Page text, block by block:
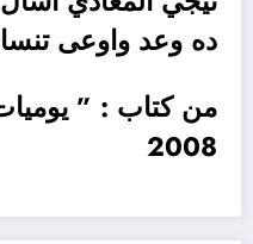
ده وعد واوعى
من كتاب : ”
2008